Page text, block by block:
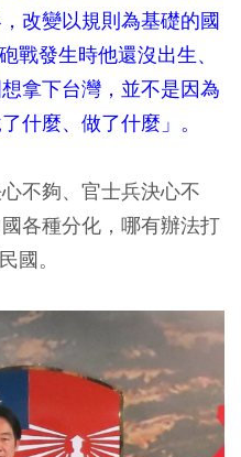
改變以規則為基礎的國
戰發生時他還沒出生、
拿下台灣，並不是因為
什麼、做了什麼」。
不夠、官士兵決心不
各種分化，哪有辦法打
國。